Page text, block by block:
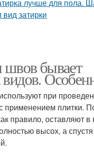
Затирка для
швов бывает
при
применением плитки.
правило, оставляют в
высох, а